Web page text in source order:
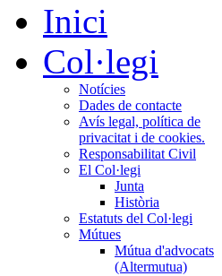
Inici
Col·legi
Notícies
Dades de contacte
Avís legal, política de
privacitat i de cookies.
Responsabilitat Civil
El Col·legi
Junta
Història
Estatuts del Col·legi
Mútues
Mútua d'advocats
(Altermutua)